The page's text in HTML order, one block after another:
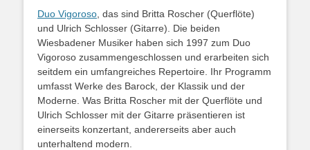
Duo Vigoroso , das sind Britta Roscher (Querflöte)
und Ulrich Schlosser (Gitarre). Die beiden
Wiesbadener Musiker haben sich 1997 zum Duo
Vigoroso zusammengeschlossen und erarbeiten sich
seitdem ein umfangreiches Repertoire. Ihr Programm
umfasst Werke des Barock, der Klassik und der
Moderne. Was Britta Roscher mit der Querflöte und
Ulrich Schlosser mit der Gitarre präsentieren ist
einerseits konzertant, andererseits aber auch
unterhaltend modern.